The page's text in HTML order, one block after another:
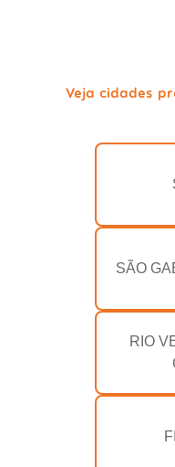
Veja cidades
SÃO
RIO